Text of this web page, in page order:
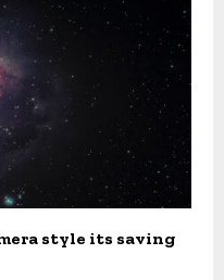
style its saving